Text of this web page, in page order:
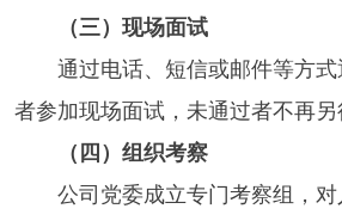
（三）现场面试
通过电话、短信或邮件等方
者参加现场面试，未通过者不再另
（四）组织考察
公司党委成立专门考察组，对